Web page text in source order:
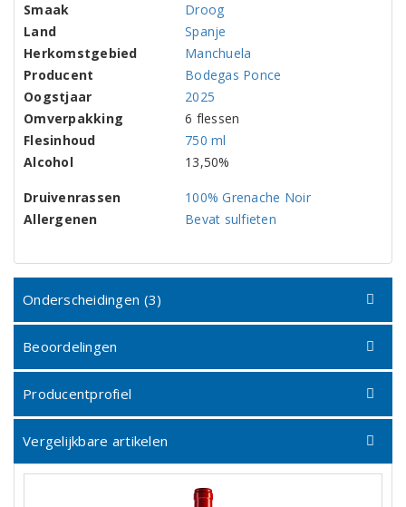
Smaak
Droog
Land
Spanje
Herkomstgebied
Manchuela
Producent
Bodegas Ponce
Oogstjaar
2025
Omverpakking
6 flessen
Flesinhoud
750 ml
Alcohol
13,50%
Druivenrassen
100% Grenache Noir
Allergenen
Bevat sulfieten
Onderscheidingen (3)
Beoordelingen
Producentprofiel
Vergelijkbare artikelen